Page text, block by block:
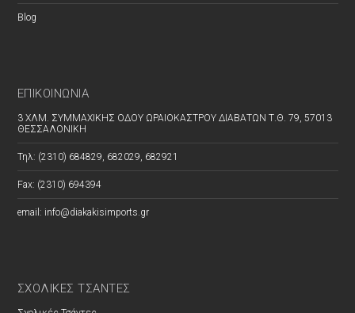
Blog
ΕΠΙΚΟΙΝΩΝΊΑ
3 ΧΛΜ. ΣΥΜΜΑΧΙΚΗΣ ΟΔΟΥ ΩΡΑΙΟΚΑΣΤΡΟΥ ΔΙΑΒΑΤΩΝ Τ.Θ. 79, 57013
ΘΕΣΣΑΛΟΝΙΚΗ
Τηλ: (2310) 684829, 682029, 682921
Fax: (2310) 694394
email: info@diakakisimports.gr
ΣΧΟΛΙΚΕΣ ΤΣΑΝΤΕΣ